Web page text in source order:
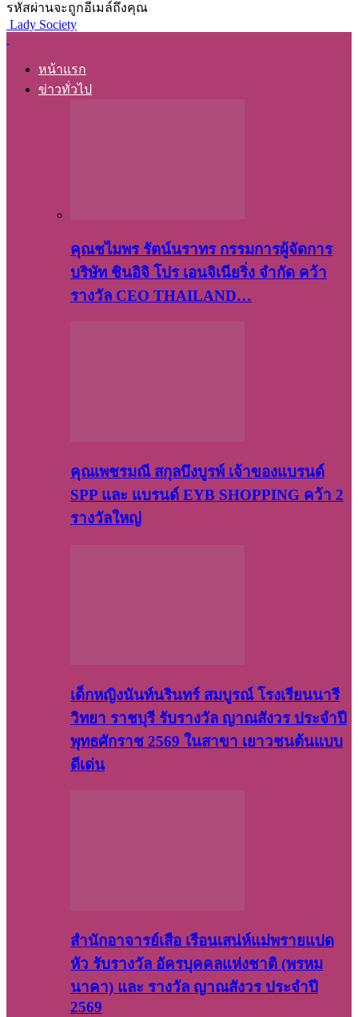
รหัสผ่านจะถูกอีเมล์ถึงคุณ
Lady Society
หน้าแรก
ข่าวทั่วไป
คุณชไมพร​ รัตน์​นรา​ทร​ กรรมการ​ผู้จัดการ
บริษัท​ ชินอิจิ​ โปร​ เอน​จิเนีย​ริ่ง​ จำกัด คว้า
รางวัล CEO THAILAND…
คุณเพชรมณี สกุลบึงบูรพ์ เจ้าของแบรนด์
SPP และ แบรนด์ EYB SHOPPING คว้า 2
รางวัลใหญ่
เด็กหญิงนันท์นรินทร์ สมบูรณ์ โรงเรียนนารี
วิทยา ราชบุรี รับรางวัล ญาณสังวร ประจำปี
พุทธศักราช 2569 ในสาขา เยาวชนต้นแบบ
ดีเด่น
สำนักอาจารย์เสือ เรือนเสน่ห์แม่พรายแปด
หัว รับรางวัล อัครบุคคลแห่งชาติ (พรหม
นาคา) และ รางวัล ญาณสังวร ประจำปี
2569